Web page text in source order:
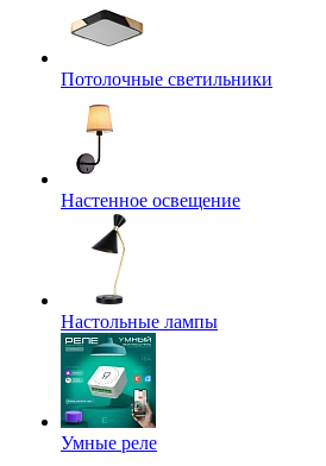
Потолочные светильники
Настенное освещение
Настольные лампы
Умные реле